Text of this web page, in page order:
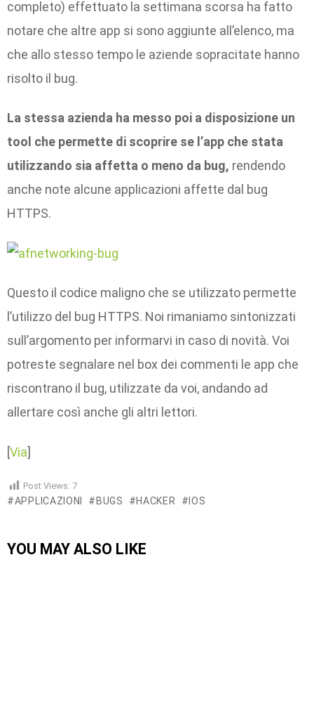
completo) effettuato la settimana scorsa ha fatto
notare che altre app si sono aggiunte all’elenco, ma
che allo stesso tempo le aziende sopracitate hanno
risolto il bug.
La stessa azienda ha messo poi a disposizione un
tool che permette di scoprire se l’app che stata
utilizzando sia affetta o meno da bug, rendendo
anche note alcune applicazioni affette dal bug
HTTPS.
Questo il codice maligno che se utilizzato permette
l’utilizzo del bug HTTPS. Noi rimaniamo sintonizzati
sull’argomento per informarvi in caso di novità. Voi
potreste segnalare nel box dei commenti le app che
riscontrano il bug, utilizzate da voi, andando ad
allertare così anche gli altri lettori.
[Via]
Post Views: 7
APPLICAZIONI BUGS HACKER IOS
YOU MAY ALSO LIKE